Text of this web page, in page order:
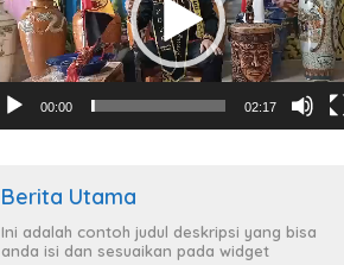
00:00 02:17
Berita Utama
Ini adalah contoh judul deskripsi yang bisa
anda isi dan sesuaikan pada widget